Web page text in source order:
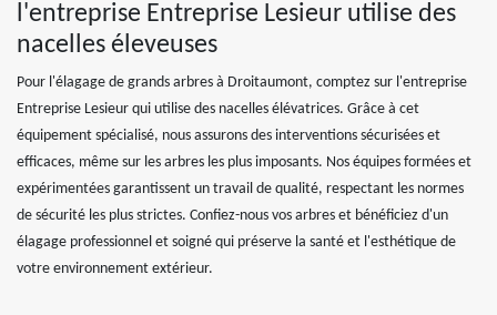
l'entreprise Entreprise Lesieur utilise des
nacelles éleveuses
Pour l'élagage de grands arbres à Droitaumont, comptez sur l'entreprise
Entreprise Lesieur qui utilise des nacelles élévatrices. Grâce à cet
équipement spécialisé, nous assurons des interventions sécurisées et
efficaces, même sur les arbres les plus imposants. Nos équipes formées et
expérimentées garantissent un travail de qualité, respectant les normes
de sécurité les plus strictes. Confiez-nous vos arbres et bénéficiez d'un
élagage professionnel et soigné qui préserve la santé et l'esthétique de
votre environnement extérieur.